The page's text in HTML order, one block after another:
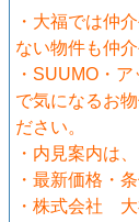
・大福では仲
ない物件も仲
・SUUMO・
で気になるお
ださい。
・内見案内は
・最新価格・
・株式会社